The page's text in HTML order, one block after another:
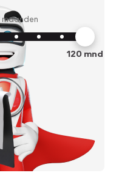
maanden
120mnd